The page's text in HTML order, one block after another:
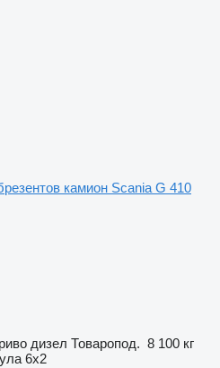
камион Scania G 410
дизел Товаропод. 8 100 кг
6x2